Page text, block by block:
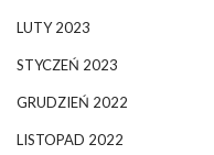
LUTY 2023
STYCZEŃ 2023
GRUDZIEŃ 2022
LISTOPAD 2022